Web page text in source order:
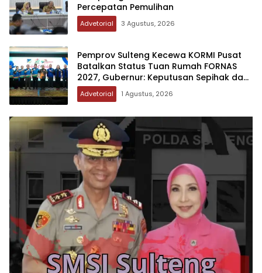
Percepatan Pemulihan
Advetorial 3 Agustus, 2026
Pemprov Sulteng Kecewa KORMI Pusat
Batalkan Status Tuan Rumah FORNAS
2027, Gubernur: Keputusan Sepihak dan
Tanpa Koordinasi
Advetorial 1 Agustus, 2026